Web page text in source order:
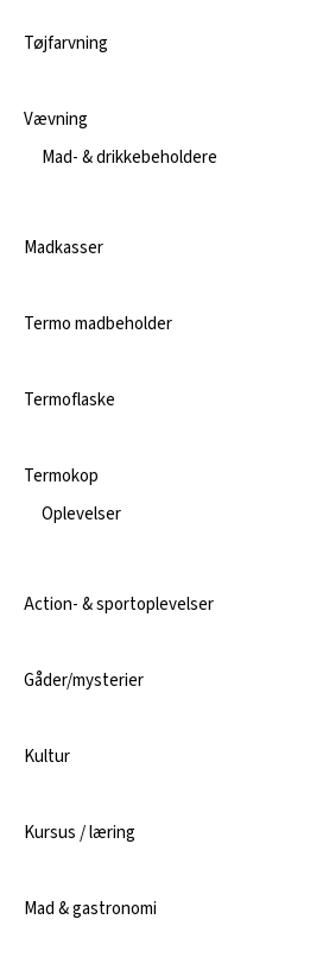
Tøjfarvning
Vævning
Mad- & drikkebeholdere
Madkasser
Termo madbeholder
Termoflaske
Termokop
Oplevelser
Action- & sportoplevelser
Gåder/mysterier
Kultur
Kursus / læring
Mad & gastronomi